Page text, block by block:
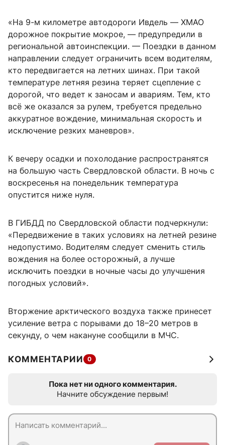
«На 9-м километре автодороги Ивдель — ХМАО
дорожное покрытие мокрое, — предупредили в
региональной автоинспекции. — Поездки в данном
направлении следует ограничить всем водителям,
кто передвигается на летних шинах. При такой
температуре летняя резина теряет сцепление с
дорогой, что ведет к заносам и авариям. Тем, кто
всё же оказался за рулем, требуется предельно
аккуратное вождение, минимальная скорость и
исключение резких маневров».
К вечеру осадки и похолодание распространятся
на большую часть Свердловской области. В ночь с
воскресенья на понедельник температура
опустится ниже нуля.
В ГИБДД по Свердловской области подчеркнули:
«Передвижение в таких условиях на летней резине
недопустимо. Водителям следует сменить стиль
вождения на более осторожный, а лучше
исключить поездки в ночные часы до улучшения
погодных условий».
Вторжение арктического воздуха также принесет
усиление ветра с порывами до 18–20 метров в
секунду, о чем накануне сообщили в МЧС.
КОММЕНТАРИИ 0
Пока нет ни одного комментария.
Начните обсуждение первым!